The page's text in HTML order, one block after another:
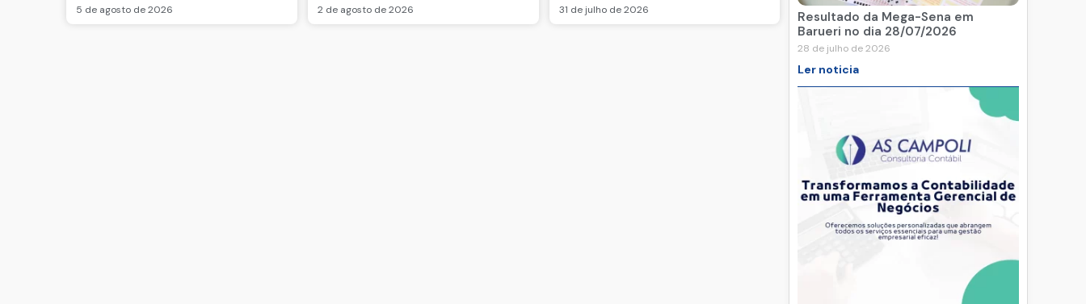
5 de agosto de 2026 2 de agosto de 2026 31 de julho de 2026
Resultado da Mega-Sena em
Barueri no dia 28/07/2026
28 de julho de 2026
Ler noticia